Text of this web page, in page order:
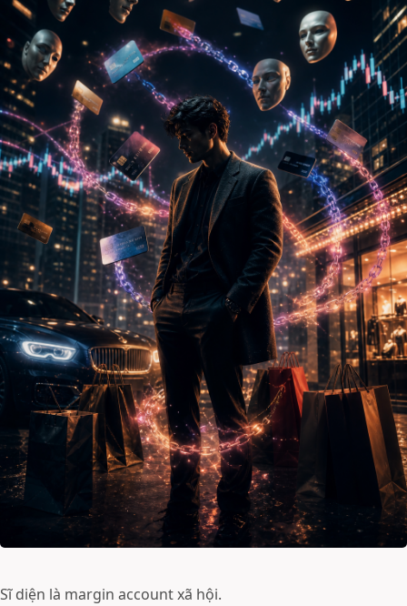
Sĩ diện là margin account xã hội.